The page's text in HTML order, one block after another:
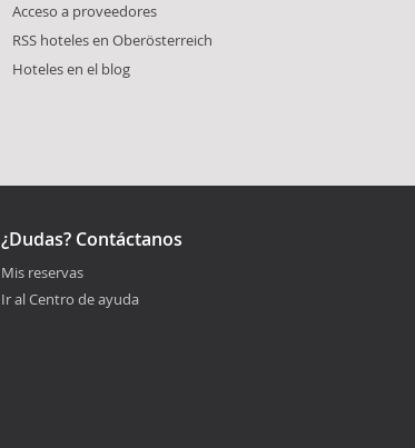
Acceso a proveedores
RSS hoteles en Oberösterreich
Hoteles en el blog
¿Dudas? Contáctanos
Mis reservas
Ir al Centro de ayuda